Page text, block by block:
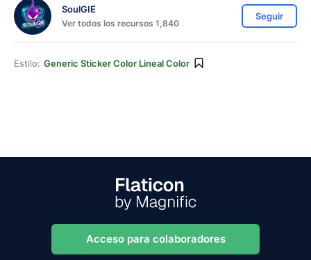
SoulGIE
Ver todos los recursos 1,840
Seguir
Estilo: Generic Sticker Color Lineal Color
Acceso para colaboradores